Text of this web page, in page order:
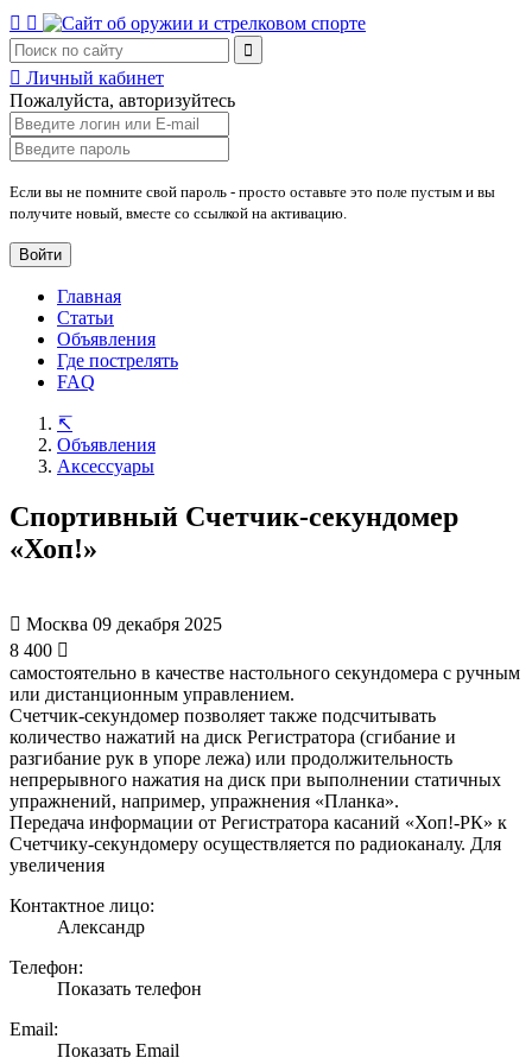
Личный кабинет
Пожалуйста, авторизуйтесь
Если вы не помните свой пароль - просто оставьте это поле пустым и вы
получите новый, вместе со ссылкой на активацию.
Войти
Главная
Статьи
Объявления
Где пострелять
FAQ
Объявления
Аксессуары
Спортивный Счетчик-секундомер
«Хоп!»
Москва 09 декабря 2025
8 400
самостоятельно в качестве настольного секундомера с ручным
или дистанционным управлением.
Счетчик-секундомер позволяет также подсчитывать
количество нажатий на диск Регистратора (сгибание и
разгибание рук в упоре лежа) или продолжительность
непрерывного нажатия на диск при выполнении статичных
упражнений, например, упражнения «Планка».
Передача информации от Регистратора касаний «Хоп!-РК» к
Счетчику-секундомеру осуществляется по радиоканалу. Для
увеличения
Контактное лицо:
Александр
Телефон:
Показать телефон
Email:
Показать Email